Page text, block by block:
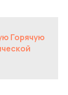
Горячую